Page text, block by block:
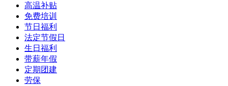
高温补贴
免费培训
节日福利
法定节假日
生日福利
带薪年假
定期团建
劳保